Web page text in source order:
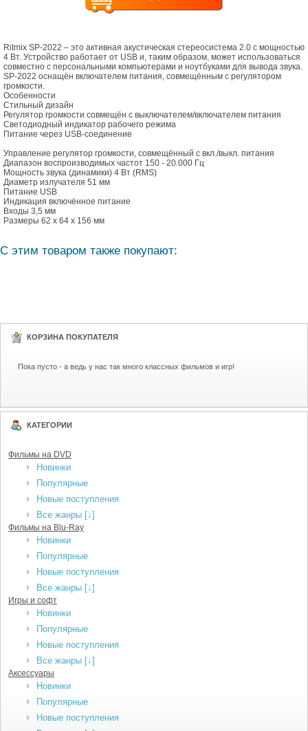
КОРЗИНА ПОКУПАТЕЛЯ
Пока пусто - а ведь у нас так много классных фильмов и игр!
КАТЕГОРИИ
Фильмы на DVD
Новинки
Популярные
Новые поступления
Все жанры [↓]
Фильмы на Blu-Ray
Новинки
Популярные
Новые поступления
Все жанры [↓]
Игры и софт
Новинки
Популярные
Новые поступления
Все жанры [↓]
Аксессуары
Новинки
Популярные
Новые поступления
Ritmix SP-2022 – это активная акустическая стереосистема 2.0 с мощностью
4 Вт. Устройство работает от USB и, таким образом, может использоваться
совместно с персональными компьютерами и ноутбуками для вывода звука.
SP-2022 оснащён включателем питания, совмещённым с регулятором
громкости.
Особенности
Стильный дизайн
Регулятор громкости совмещён с выключателем/включателем питания
Светодиодный индикатор рабочего режима
Питание через USB-соединение
Управление регулятор громкости, совмещённый с вкл./выкл. питания
Диапазон воспроизводимых частот 150 - 20.000 Гц
Мощность звука (динамики) 4 Вт (RMS)
Диаметр излучателя 51 мм
Питание USB
Индикация включённое питание
Входы 3,5 мм
Размеры 62 x 64 x 156 мм
С этим товаром также покупают: